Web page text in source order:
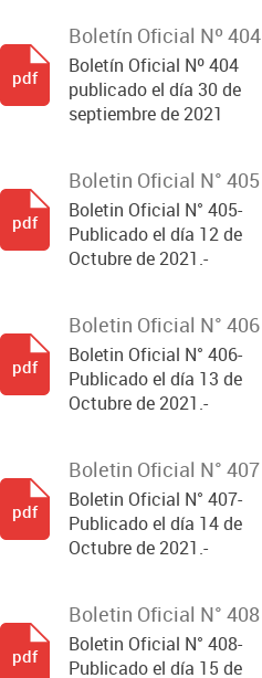
Boletín Oficial Nº 404
Boletín Oficial Nº 404
publicado el día 30 de
septiembre de 2021
pdf
Boletin Oficial N° 405
Boletin Oficial N° 405-
Publicado el día 12 de
Octubre de 2021.-
pdf
Boletin Oficial N° 406
Boletin Oficial N° 406-
Publicado el día 13 de
Octubre de 2021.-
pdf
Boletin Oficial N° 407
Boletin Oficial N° 407-
Publicado el día 14 de
Octubre de 2021.-
pdf
Boletin Oficial N° 408
Boletin Oficial N° 408-
Publicado el día 15 de
pdf